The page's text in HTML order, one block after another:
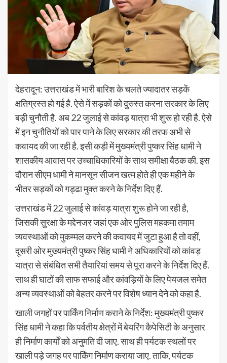
देहरादून: उत्तराखंड में भारी बारिश के चलते ज्यादातर सड़कें
क्षतिग्रस्त हो गई है. ऐसे में सड़कों को दुरुस्त करना सरकार के लिए
बड़ी चुनौती है. अब 22 जुलाई से कांवड़ यात्रा भी शुरू हो रही है. ऐसे
में इन चुनौतियों को पार पाने के लिए सरकार की तरफ अभी से
कवायद की जा रही है. इसी कड़ी में मुख्यमंत्री पुष्कर सिंह धामी ने
शासकीय आवास पर उच्चाधिकारियों के साथ समीक्षा बैठक की. इस
दौरान सीएम धामी ने मानसून सीजन खत्म होते ही एक महीने के
भीतर सड़कों को गड्ढा मुक्त करने के निर्देश दिए हैं.
उत्तराखंड में 22 जुलाई से कांवड़ यात्रा शुरू होने जा रही है,
जिसकी सुरक्षा के मद्देनजर जहां एक ओर पुलिस महकमा तमाम
व्यवस्थाओं को मुकम्मल करने की कवायद में जुटा हुआ है तो वहीं,
दूसरी ओर मुख्यमंत्री पुष्कर सिंह धामी ने अधिकारियों को कांवड़
यात्रा से संबंधित सभी तैयारियां समय से पूरा करने के निर्देश दिए हैं.
साथ ही घाटों की साफ सफाई और कांवड़ियों के लिए पेयजल समेत
अन्य व्यवस्थाओं को बेहतर करने पर विशेष ध्यान देने को कहा है.
खाली जगहों पर पार्किंग निर्माण कराने के निर्देश: मुख्यमंत्री पुष्कर
सिंह धामी ने कहा कि पर्वतीय क्षेत्रों में बेयरिंग कैपेसिटी के अनुसार
ही निर्माण कार्यों को अनुमति दी जाए. साथ ही पर्यटक स्थलों पर
खाली पड़े जगह पर पार्किंग निर्माण कराया जाए. ताकि, पर्यटक